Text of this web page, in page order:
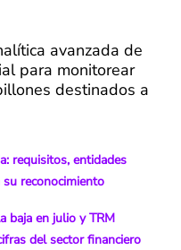
avanzada de
para monitorear
destinados a
requisitos, entidades
reconocimiento
baja en julio y TRM
del sector financiero